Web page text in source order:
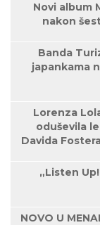
Novi album
nakon
Banda
japankama
Lorenza
oduševila
Davida
„Listen
NOVO U